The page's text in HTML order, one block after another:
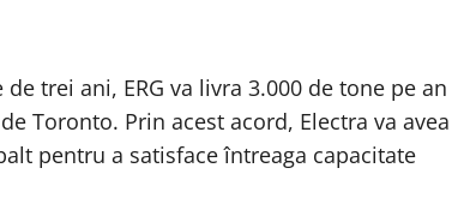
trei ani, ERG va livra 3.000 de tone pe an
Toronto. Prin acest acord, Electra va avea
pentru a satisface întreaga capacitate